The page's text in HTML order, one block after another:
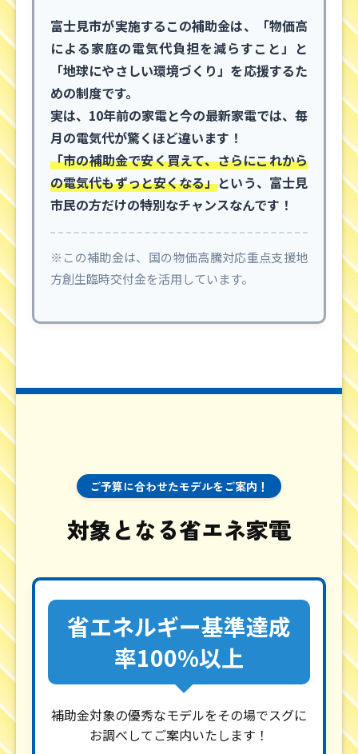
富士見市が実施するこの補助金は、「物価高
による家庭の電気代負担を減らすこと」と
「地球にやさしい環境づくり」を応援するた
めの制度です。
実は、10年前の家電と今の最新家電では、毎
月の電気代が驚くほど違います！
「市の補助金で安く買えて、さらにこれから
の電気代もずっと安くなる」という、富士見
市民の方だけの特別なチャンスなんです！
※この補助金は、国の物価高騰対応重点支援地
方創生臨時交付金を活用しています。
ご予算に合わせたモデルをご案内！
対象となる省エネ家電
省エネルギー基準達成
率100%以上
補助金対象の優秀なモデルをその場でスグに
お調べしてご案内いたします！